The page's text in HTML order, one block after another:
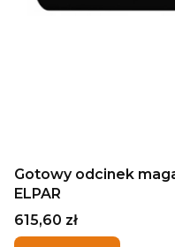
Gotowy odcinek
ELPAR
Cena
615,60 zł